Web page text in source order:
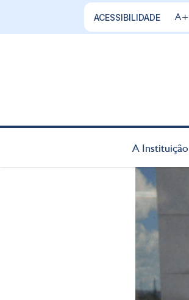
ACESSIBILIDADE A+
A Instituição